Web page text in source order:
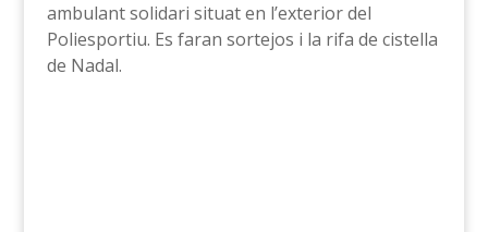
ambulant solidari situat en l’exterior del
Poliesportiu. Es faran sortejos i la rifa de cistella
de Nadal.